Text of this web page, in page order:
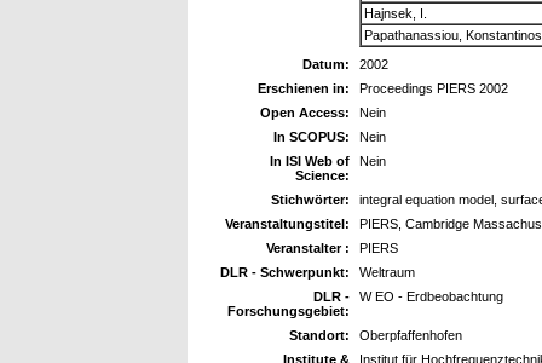
Hajnsek, I.
Papathanassiou, Konstantinos
Datum:
2002
Erschienen in:
Proceedings PIERS 2002
Open Access:
Nein
In SCOPUS:
Nein
In ISI Web of
Science:
Nein
Stichwörter:
integral equation model,
Veranstaltungstitel:
PIERS, Cambridge
Veranstalter :
PIERS
DLR - Schwerpunkt:
Weltraum
DLR -
Forschungsgebiet:
W EO - Erdbeobachtung
Standort:
Oberpfaffenhofen
Institute &
Institut für